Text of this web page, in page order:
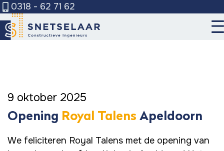
0318 - 62 71 62
Hoofdconstructeur
Deelconstructeur
Expert
Projecten
Nieuws
9 oktober 2025
Opening Royal TalensApeldoorn
We feliciteren Royal Talens met de opening van